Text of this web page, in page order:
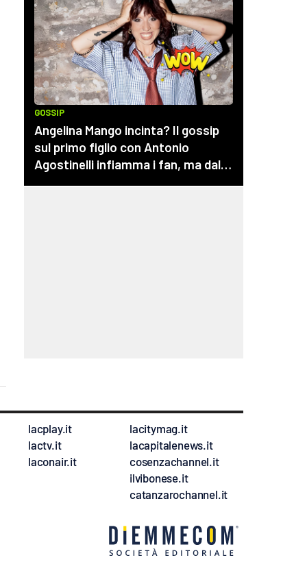
lacplay.it
lactv.it
laconair.it
lacitymag.it
lacapitalenews.it
cosenzachannel.it
ilvibonese.it
catanzarochannel.it